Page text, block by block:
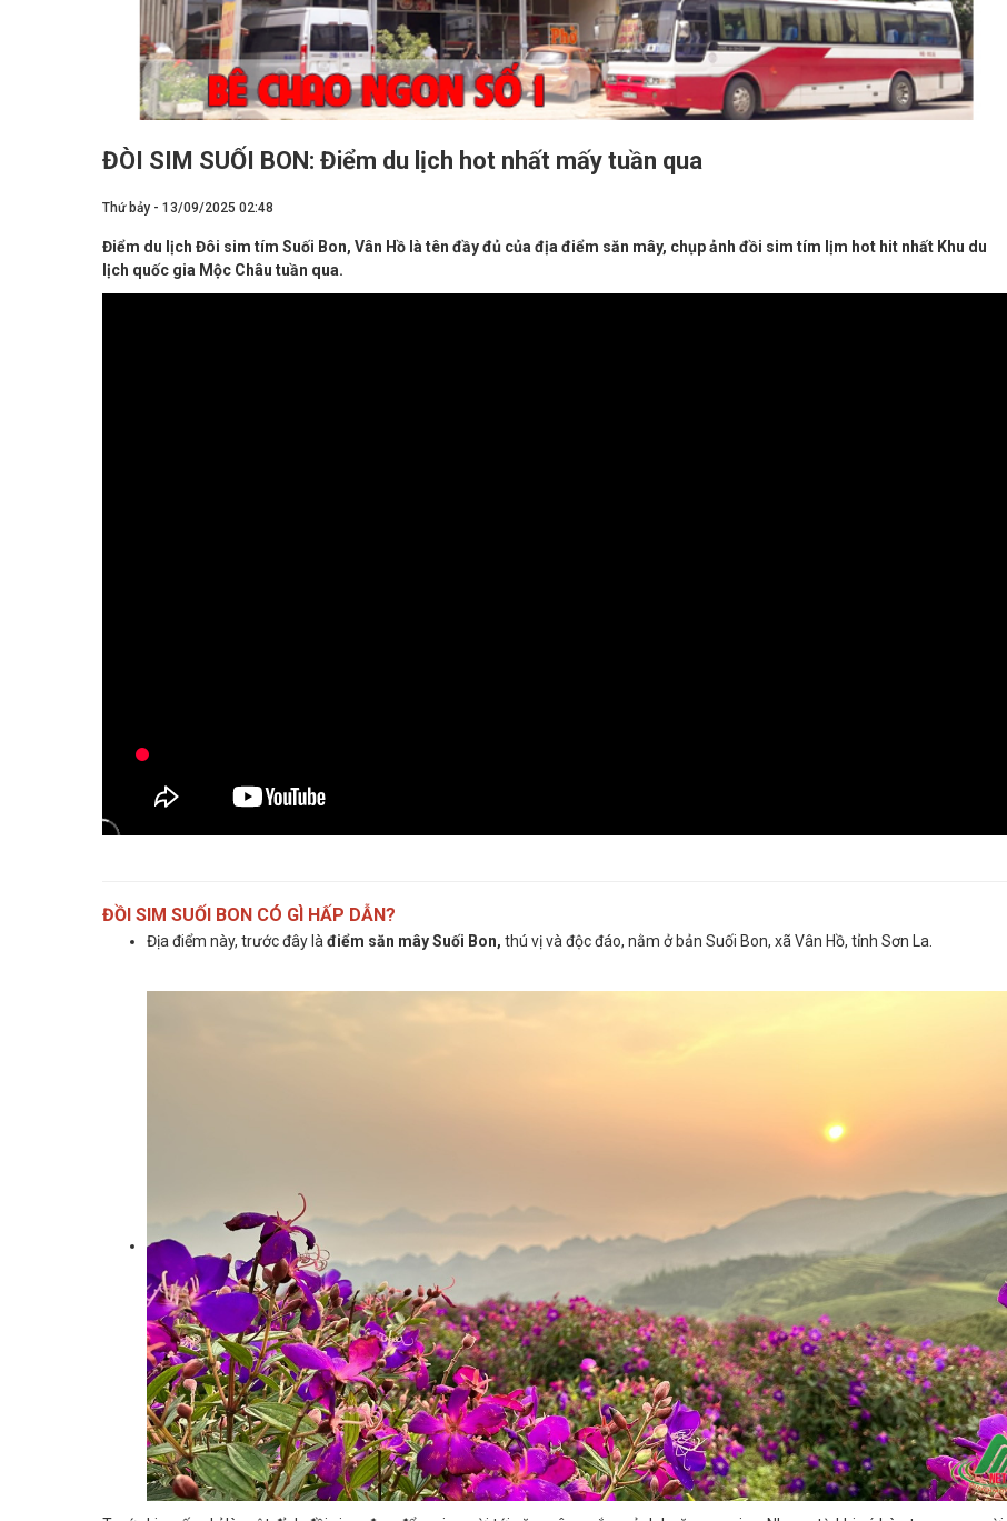
ĐÒI SIM SUỐI BON: Điểm du lịch hot nhất mấy tuần qua
Thứ bảy - 13/09/2025 02:48
Điểm du lịch Đôi sim tím Suối Bon, Vân Hồ là tên đầy đủ của địa điểm săn mây, chụp ảnh đồi sim tím lịm hot hit nhất Khu du
lịch quốc gia Mộc Châu tuần qua.
ĐỒI SIM SUỐI BON CÓ GÌ HẤP DẪN?
Địa điểm này, trước đây làđiểm săn mây Suối Bon, thú vị và độc đáo, nằm ở bản Suối Bon, xã Vân Hồ, tỉnh Sơn La.